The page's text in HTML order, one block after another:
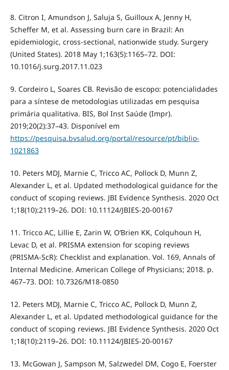
8. Citron I, Amundson J, Saluja S, Guilloux A, Jenny H,
Scheffer M, et al. Assessing burn care in Brazil: An
epidemiologic, cross-sectional, nationwide study. Surgery
(United States). 2018 May 1;163(5):1165–72. DOI:
10.1016/j.surg.2017.11.023
9. Cordeiro L, Soares CB. Revisão de escopo: potencialidades
para a síntese de metodologias utilizadas em pesquisa
primária qualitativa. BIS, Bol Inst Saúde (Impr).
2019;20(2):37–43. Disponível em
https://pesquisa.bvsalud.org/portal/resource/pt/biblio-
1021863
10. Peters MDJ, Marnie C, Tricco AC, Pollock D, Munn Z,
Alexander L, et al. Updated methodological guidance for the
conduct of scoping reviews. JBI Evidence Synthesis. 2020 Oct
1;18(10):2119–26. DOI: 10.11124/JBIES-20-00167
11. Tricco AC, Lillie E, Zarin W, O’Brien KK, Colquhoun H,
Levac D, et al. PRISMA extension for scoping reviews
(PRISMA-ScR): Checklist and explanation. Vol. 169, Annals of
Internal Medicine. American College of Physicians; 2018. p.
467–73. DOI: 10.7326/M18-0850
12. Peters MDJ, Marnie C, Tricco AC, Pollock D, Munn Z,
Alexander L, et al. Updated methodological guidance for the
conduct of scoping reviews. JBI Evidence Synthesis. 2020 Oct
1;18(10):2119–26. DOI: 10.11124/JBIES-20-00167
13. McGowan J, Sampson M, Salzwedel DM, Cogo E, Foerster